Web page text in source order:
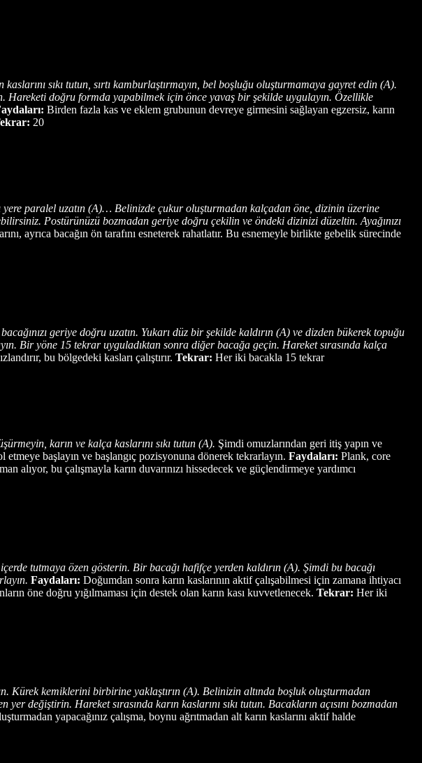
sıkı tutun, sırtı kamburlaştırmayın, bel boşluğu oluşturmamaya gayret edin (A).
Hareketi doğru formda yapabilmek için önce yavaş bir şekilde uygulayın. Özellikle
Birden fazla kas ve eklem grubunun devreye girmesini sağlayan egzersiz, karın
20
paralel uzatın (A)… Belinizde çukur oluşturmadan kalçadan öne, dizinin üzerine
Postürünüzü bozmadan geriye doğru çekilin ve öndeki dizinizi düzeltin. Ayağınızı
ayrıca bacağın ön tarafını esneterek rahatlatır. Bu esnemeyle birlikte gebelik sürecinde
geriye doğru uzatın. Yukarı düz bir şekilde kaldırın (A) ve dizden bükerek topuğu
Bir yöne 15 tekrar uyguladıktan sonra diğer bacağa geçin. Hareket sırasında kalça
bu bölgedeki kasları çalıştırır. Tekrar: Her iki bacakla 15 tekrar
karın ve kalça kaslarını sıkı tutun (A). Şimdi omuzlarından geri itiş yapın ve
etmeye başlayın ve başlangıç pozisyonuna dönerek tekrarlayın. Faydaları: Plank, core
alıyor, bu çalışmayla karın duvarınızı hissedecek ve güçlendirmeye yardımcı
tutmaya özen gösterin. Bir bacağı hafifçe yerden kaldırın (A). Şimdi bu bacağı
Faydaları: Doğumdan sonra karın kaslarının aktif çalışabilmesi için zamana ihtiyacı
öne doğru yığılmaması için destek olan karın kası kuvvetlenecek. Tekrar: Her iki
Kürek kemiklerini birbirine yaklaştırın (A). Belinizin altında boşluk oluşturmadan
değiştirin. Hareket sırasında karın kaslarını sıkı tutun. Bacakların açısını bozmadan
yapacağınız çalışma, boynu ağrıtmadan alt karın kaslarını aktif halde